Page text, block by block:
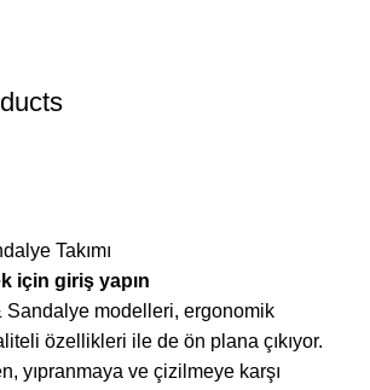
Takımı
için giriş yapın
Sandalye modelleri, ergonomik
özellikleri ile de ön plana çıkıyor.
yıpranmaya ve çizilmeye karşı